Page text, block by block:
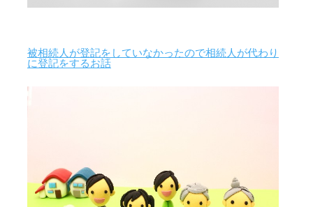
被相続人が登記をしていなかったので相続人が代わり
に登記をするお話